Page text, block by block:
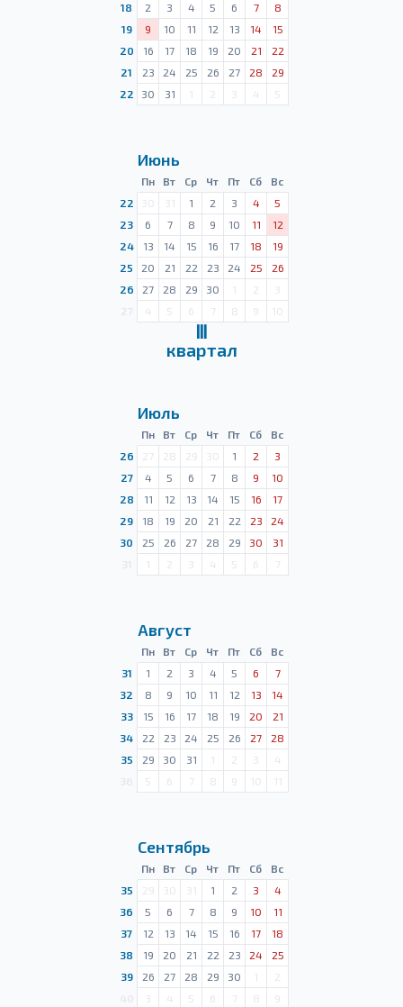
18
2 3 4 5 6 7
8
19
9 10 11 12 13 14
15
20
16 17 18 19 20 21
22
21
23 24 25 26 27 28
29
22
30 31 1 2 3 4 5
Июнь
Пн Вт Ср Чт Пт Сб
Вс
22
30 31 1 2 3 4
5
23
6 7 8 9 10 11
12
24
13 14 15 16 17 18
19
25
20 21 22 23 24 25
26
26
27 28 29 30 1 2
3
4 5 6 7 8 9 10
Ⅲ
квартал
Июль
Пн Вт Ср Чт Пт Сб
Вс
26
27 28 29 30 1 2
3
27
4 5 6 7 8 9
10
28
11 12 13 14 15 16
17
29
18 19 20 21 22 23
24
30
25 26 27 28 29 30
31
1 2 3 4 5 6 7
Август
Пн Вт Ср Чт Пт Сб
Вс
31
1 2 3 4 5 6
7
32
8 9 10 11 12 13
14
33
15 16 17 18 19 20
21
34
22 23 24 25 26 27
28
35
29 30 31 1 2 3
4
5 6 7 8 9 10 11
Сентябрь
Пн Вт Ср Чт Пт Сб
Вс
35
29 30 31 1 2 3
4
36
5 6 7 8 9 10
11
37
12 13 14 15 16 17
18
38
19 20 21 22 23 24
25
39
26 27 28 29 30 1
2
3 4 5 6 7 8 9